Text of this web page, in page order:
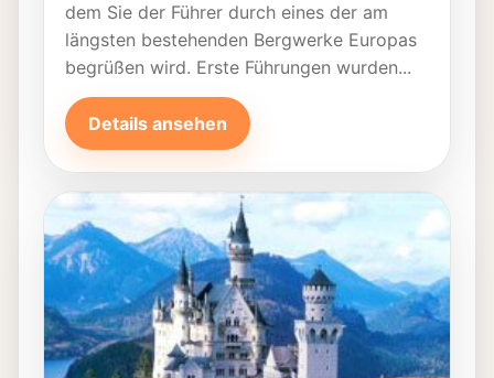
dem Sie der Führer durch eines der am
längsten bestehenden Bergwerke Europas
begrüßen wird. Erste Führungen wurden...
Details ansehen